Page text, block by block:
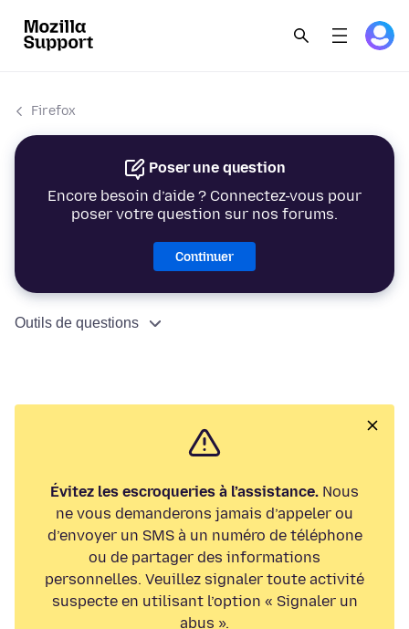
Firefox
Poser une question
Encore besoin d’aide ? Connectez-vous pour
poser votre question sur nos forums.
Continuer
Outils de questions
Évitez les escroqueries à l’assistance. Nous
ne vous demanderons jamais d’appeler ou
d’envoyer un SMS à un numéro de téléphone
ou de partager des informations
personnelles. Veuillez signaler toute activité
suspecte en utilisant l’option « Signaler un
abus ».